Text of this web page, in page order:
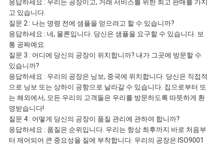
응답하세요 : 우리는 공장이고, 거래 서비스를 위한 최고 판매를 가지
고 있습니다.
질문 2 : 나는 명령 전에 샘플을 얻으려고 할 수 있습니까?
응답하세요 : 네, 물론입니다. 당신은 샘플을 요구할 수 있습니다. 보
통 공짜예요.
질문 3 : 어디에 당신의 공장이 위치합니까? 내가 그곳에 방문할 수
있습니까?
응답하세요 : 우리의 공장은 닝보, 중국에 위치합니다. 당신은 직접적
으로 닝보 또는 상하이 공항으로 날라갈 수 있습니다. 집으로부터 또
는 해외에서, 모든 우리의 고객들은 우리를 방문하도록 따뜻하게 환
영받습니다!
질문 4 : 어떻게 당신의 공장이 품질 관리에 관하여 합니까?
응답하세요 : 품질은 순위입니다. 우리는 항상 최후까지 바로 처음부
터 제어되어 큰 중요성을 질에 부착합니다. 우리의 공장은 ISO9001